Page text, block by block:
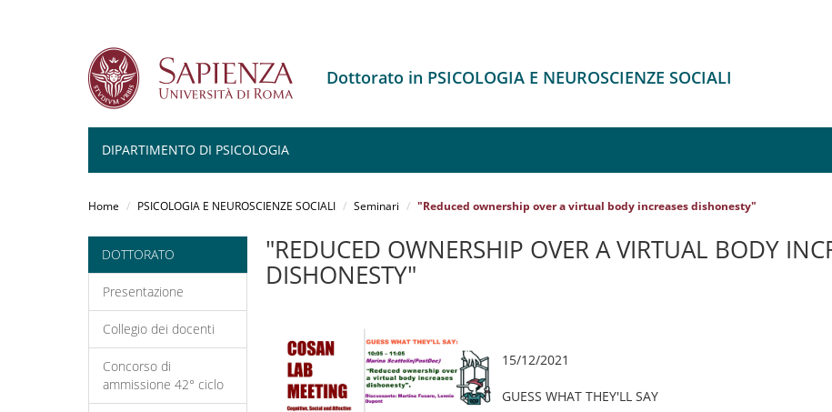
Dottorato in PSICOLOGIA E NEUROSCIENZE SOCIALI
DIPARTIMENTO DI PSICOLOGIA
Home PSICOLOGIA E NEUROSCIENZE SOCIALI Seminari "Reduced ownership over a virtual body increases dishonesty"
DOTTORATO
Presentazione
Collegio dei docenti
Concorso di
ammissione 42° ciclo
"REDUCED OWNERSHIP OVER A VIRTUAL BODY
DISHONESTY"
15/12/2021
GUESS WHAT THEY'LL SAY